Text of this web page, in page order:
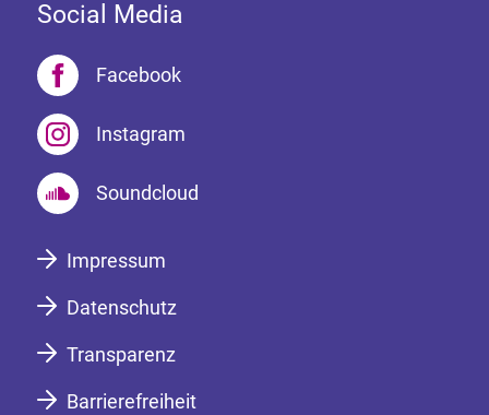
Social Media
Facebook
Instagram
Soundcloud
Impressum
Datenschutz
Transparenz
Barrierefreiheit